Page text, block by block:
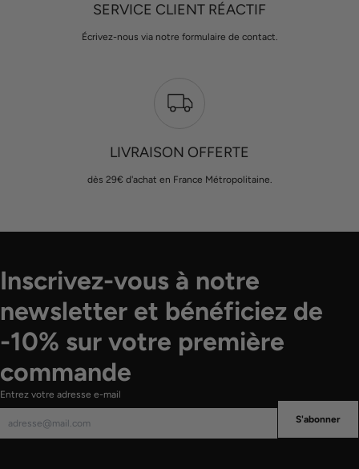
SERVICE CLIENT RÉACTIF
Écrivez-nous via notre formulaire de contact.
LIVRAISON OFFERTE
dès 29€ d'achat en France Métropolitaine.
Inscrivez-vous à notre
newsletter et bénéficiez de
-10% sur votre première
commande
Entrez votre adresse e-mail
S'abonner